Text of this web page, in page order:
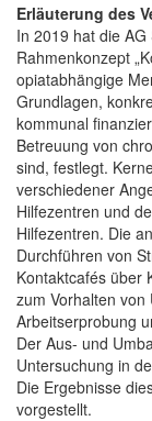
Erläuterung des
In 2019 hat die
Rahmenkonzept
opiatabhängige
Grundlagen,
kommunal
Betreuung von
sind, festlegt.
verschiedener
Hilfezentren und
Hilfezentren. Die
Durchführen von
Kontaktcafés über
zum Vorhalten
Arbeitserprobung
Der Aus- und
Untersuchung in
Die Ergebnisse
vorgestellt.